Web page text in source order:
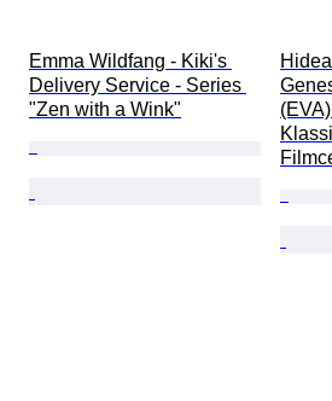
Emma Wildfang - Kiki's
Delivery Service - Series
"Zen with a Wink"